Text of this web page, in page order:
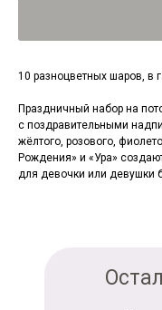
10 разноцветных шаров, в
Праздничный набор на
с поздравительными
жёлтого, розового,
Рождения» и «Ура»
для девочки или девушки